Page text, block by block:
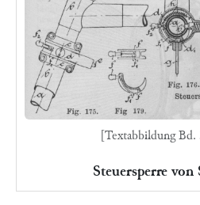
[Textabbildung Bd.
Steuersperre von